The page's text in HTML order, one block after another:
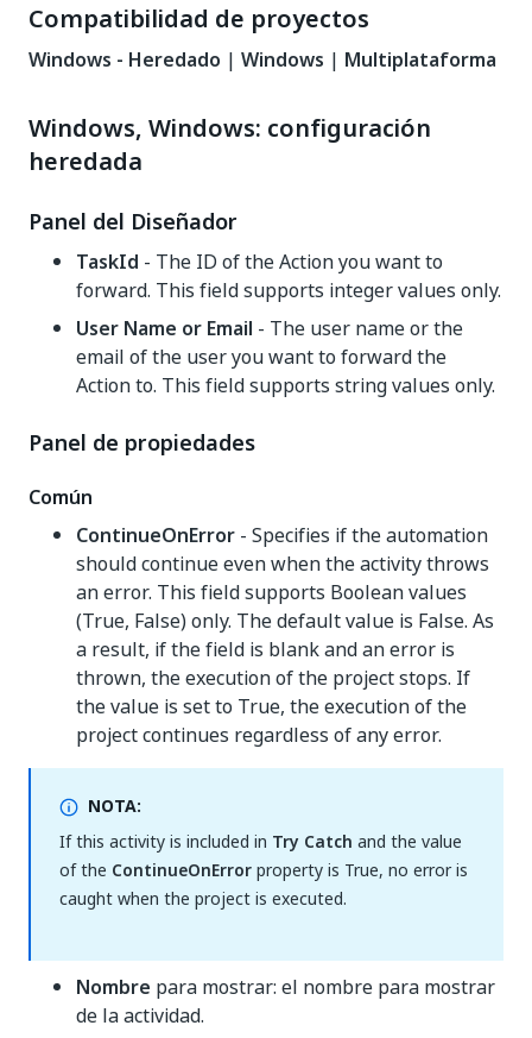
Compatibilidad de proyectos
Windows - Heredado | Windows | Multiplataforma
Windows, Windows: configuración
heredada
Panel del Diseñador
TaskId - The ID of the Action you want to
forward. This field supports integer values only.
User Name or Email - The user name or the
email of the user you want to forward the
Action to. This field supports string values only.
Panel de propiedades
Común
ContinueOnError - Specifies if the automation
should continue even when the activity throws
an error. This field supports Boolean values
(True, False) only. The default value is False. As
a result, if the field is blank and an error is
thrown, the execution of the project stops. If
the value is set to True, the execution of the
project continues regardless of any error.
NOTA:
If this activity is included in Try Catch and the value
of the ContinueOnErrorproperty is True, no error is
caught when the project is executed.
Nombre para mostrar: el nombre para mostrar
de la actividad.